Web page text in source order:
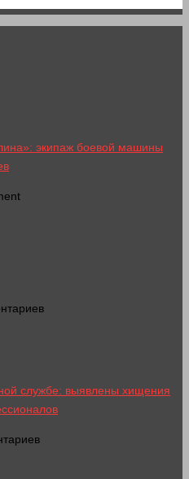
экипаж боевой машины
службе: выявлены хищения